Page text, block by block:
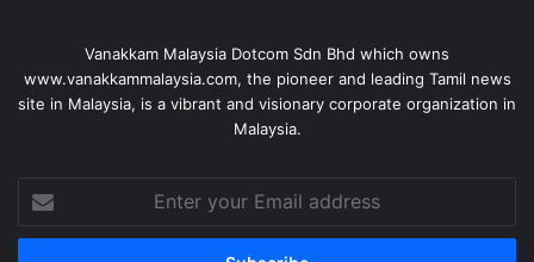
Vanakkam Malaysia Dotcom Sdn Bhd which owns
www.vanakkammalaysia.com, the pioneer and leading Tamil news
site in Malaysia, is a vibrant and visionary corporate organization in
Malaysia.
your
Email